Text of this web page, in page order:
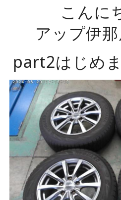
こんに
アップ伊
part2はじめ